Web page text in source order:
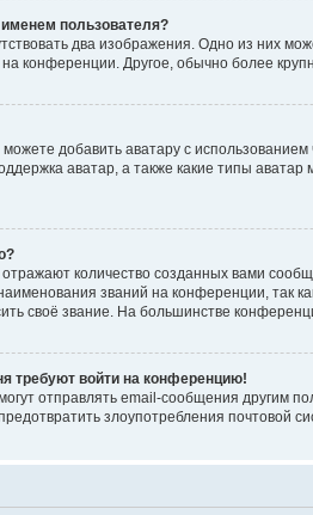
пользователя?
два изображения. Одно из них
конференции. Другое, обычно более
добавить аватару с
аватар, а также какие типы
количество созданных вами
званий на конференции, так
своё звание. На большинстве
требуют войти на конференцию!
отправлять email-сообщения другим
злоупотребления почтовой